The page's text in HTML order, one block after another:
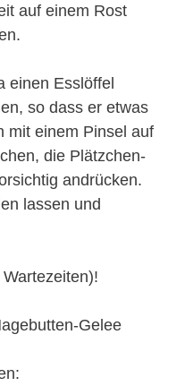
auf einem Rost
einen Esslöffel
so dass er etwas
mit einem Pinsel auf
die Plätzchen-
andrücken.
lassen und